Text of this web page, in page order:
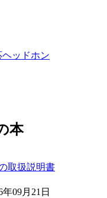
ッドホン
本
取扱説明書
09月21日